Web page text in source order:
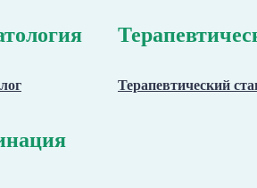
Терапевтический